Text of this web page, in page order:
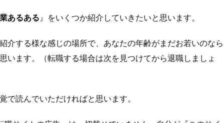
あるある』をいくつか紹介していきたいと思います。
介する様な感じの場所で、あなたの年齢がまだお若いのなら
います。（転職する場合は次を見つけてから退職しましょ
で読んでいただければと思います。